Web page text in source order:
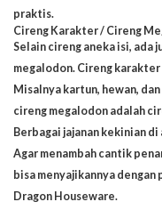
praktis.
Cireng Karakter / Cireng
Selain cireng aneka isi, ada
megalodon. Cireng
Misalnya kartun, hewan,
cireng megalodon adalah
Berbagai jajanan kekinian
Agar menambah cantik
bisa menyajikannya
Dragon Houseware.